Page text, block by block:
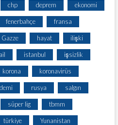
chp deprem ekonomi
fenerbahçe fransa
Gazze hayat ilişki
istanbul işsizlik
korona koronavirüs
rusya salgın
süper lig tbmm
türkiye Yunanistan